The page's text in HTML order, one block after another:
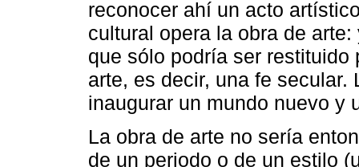
reconocer ahí un acto
cultural opera la obra de
que sólo podría ser restituido
arte, es decir, una fe
inaugurar un mundo nuevo y
La obra de arte no sería
de un periodo o de un estilo